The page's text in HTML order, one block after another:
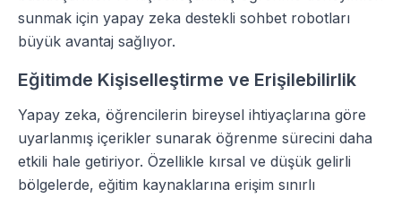
sunmak için yapay zeka destekli sohbet robotları
büyük avantaj sağlıyor.
Eğitimde Kişiselleştirme ve Erişilebilirlik
Yapay zeka, öğrencilerin bireysel ihtiyaçlarına göre
uyarlanmış içerikler sunarak öğrenme sürecini daha
etkili hale getiriyor. Özellikle kırsal ve düşük gelirli
bölgelerde, eğitim kaynaklarına erişim sınırlı